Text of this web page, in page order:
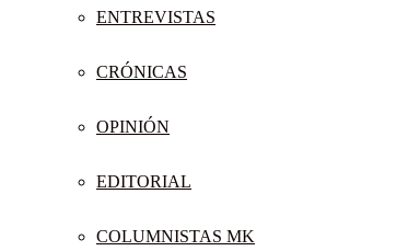
ENTREVISTAS
CRÓNICAS
OPINIÓN
EDITORIAL
COLUMNISTAS MK